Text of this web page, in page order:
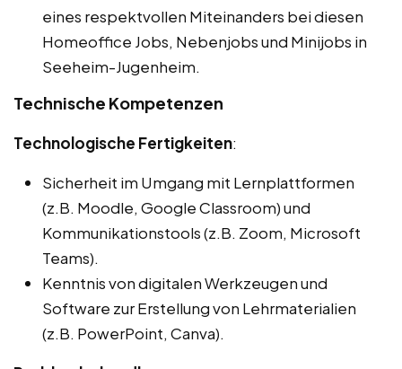
eines respektvollen Miteinanders bei diesen
Homeoffice Jobs, Nebenjobs und Minijobs in
Seeheim-Jugenheim.
Technische Kompetenzen
Technologische Fertigkeiten:
Sicherheit im Umgang mit Lernplattformen
(z.B. Moodle, Google Classroom) und
Kommunikationstools (z.B. Zoom, Microsoft
Teams).
Kenntnis von digitalen Werkzeugen und
Software zur Erstellung von Lehrmaterialien
(z.B. PowerPoint, Canva).